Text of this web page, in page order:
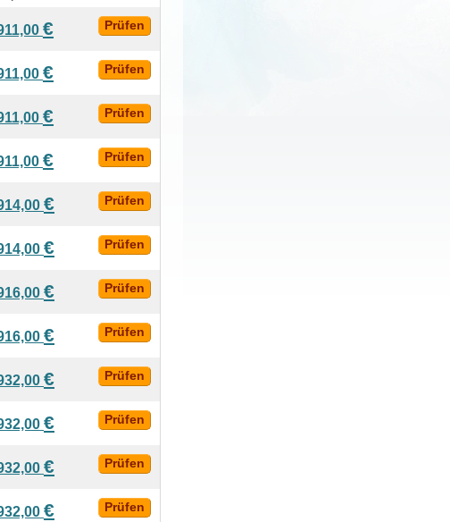
€ Prüfen
€ Prüfen
€ Prüfen
€ Prüfen
€ Prüfen
€ Prüfen
€ Prüfen
€ Prüfen
€ Prüfen
€ Prüfen
€ Prüfen
€ Prüfen